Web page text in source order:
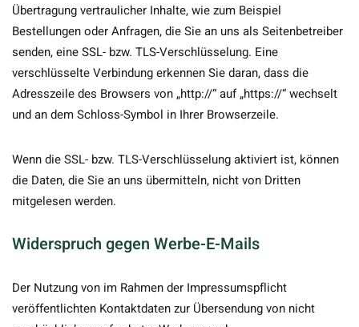
Übertragung vertraulicher Inhalte, wie zum Beispiel
Bestellungen oder Anfragen, die Sie an uns als Seitenbetreiber
senden, eine SSL- bzw. TLS-Verschlüsselung. Eine
verschlüsselte Verbindung erkennen Sie daran, dass die
Adresszeile des Browsers von „http://“ auf „https://“ wechselt
und an dem Schloss-Symbol in Ihrer Browserzeile.
Wenn die SSL- bzw. TLS-Verschlüsselung aktiviert ist, können
die Daten, die Sie an uns übermitteln, nicht von Dritten
mitgelesen werden.
Widerspruch gegen Werbe-E-Mails
Der Nutzung von im Rahmen der Impressumspflicht
veröffentlichten Kontaktdaten zur Übersendung von nicht